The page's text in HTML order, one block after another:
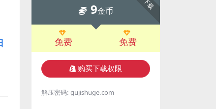
下载
9金币
免费 免费
购买下载权限
解压密码: gujishuge.com